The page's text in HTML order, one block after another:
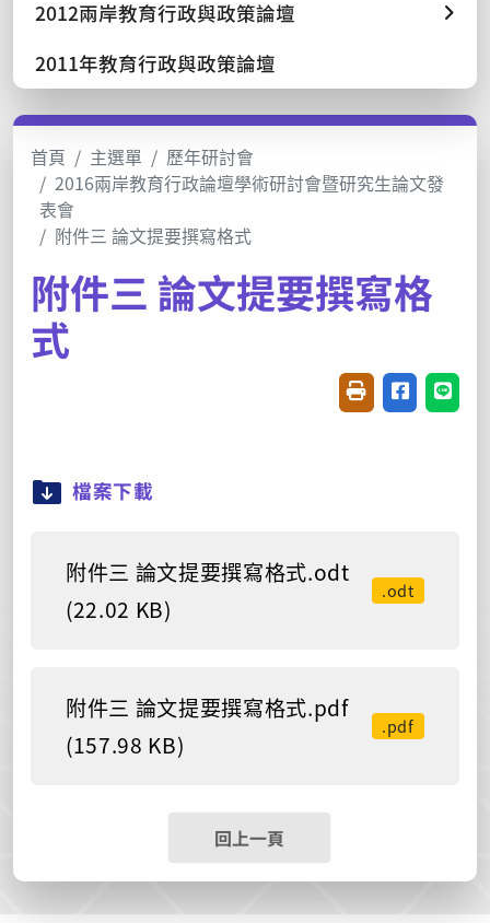
2012兩岸教育行政與政策論壇
2011年教育行政與政策論壇
首頁 主選單
歷年研討會
2016兩岸教育行政論壇學術研討會暨研究生論文發
表會
附件三 論文提要撰寫格式
附件三 論文提要撰寫格
式
友善列印(開新視
分享至臉書
分享
檔案下載
附件三 論文提要撰寫格式.odt
(22.02 KB)
.odt
附件三 論文提要撰寫格式.pdf
(157.98 KB)
.pdf
回上一頁